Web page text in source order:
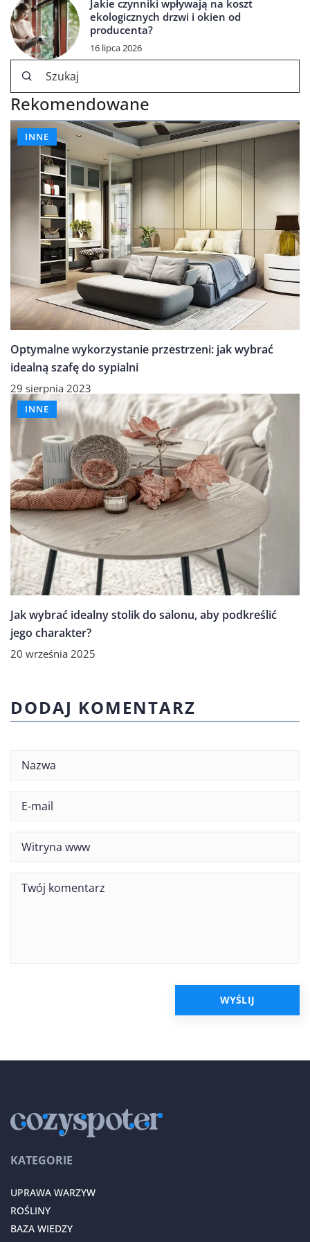
Jakie czynniki wpływają na koszt
ekologicznych drzwi i okien od
producenta?
16 lipca 2026
Rekomendowane
INNE
Optymalne wykorzystanie przestrzeni: jak wybrać
idealną szafę do sypialni
29 sierpnia 2023
INNE
Jak wybrać idealny stolik do salonu, aby podkreślić
jego charakter?
20 września 2025
DODAJ KOMENTARZ
KATEGORIE
UPRAWA WARZYW
ROŚLINY
BAZA WIEDZY